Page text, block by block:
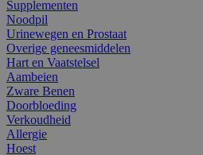
Supplementen
Noodpil
Urinewegen en Prostaat
Overige geneesmiddelen
Hart en Vaatstelsel
Aambeien
Zware Benen
Doorbloeding
Verkoudheid
Allergie
Hoest